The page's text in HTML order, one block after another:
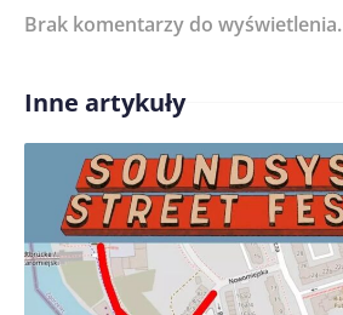
Treść komentarza*
Imię/ Nick*
Brak komentarzy do wyświetlenia.
Inne artykuły